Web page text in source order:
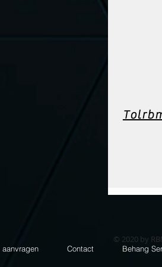
© 2020 by
aanvragen Contact Behang